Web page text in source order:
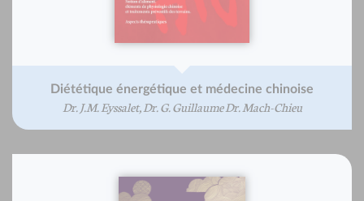
Diététique énergétique et médecine chinoise
Dr. J.M. Eyssalet, Dr. G. Guillaume Dr. Mach-Chieu